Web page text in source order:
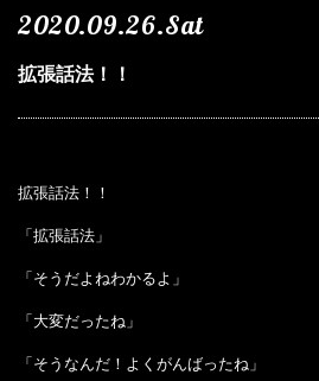
2020.09.26.Sat
拡張話法！！
拡張話法！！
「拡張話法」
「そうだよねわかるよ」
「大変だったね」
「そうなんだ！よくがんばったね」